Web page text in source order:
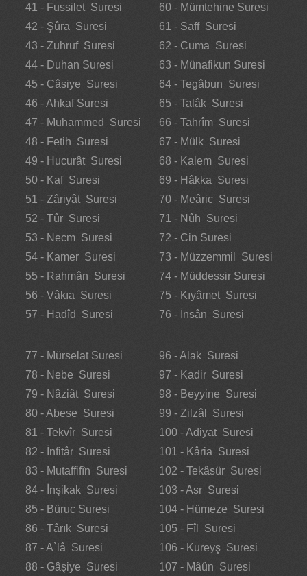
41 - Fussilet Suresi
42 - Şûra Suresi
43 - Zuhruf Suresi
44 - Duhan Suresi
45 - Câsiye Suresi
46 - Ahkaf Suresi
47 - Muhammed Suresi
48 - Fetih Suresi
49 - Hucurât Suresi
50 - Kaf Suresi
51 - Zâriyât Suresi
52 - Tûr Suresi
53 - Necm Suresi
54 - Kamer Suresi
55 - Rahmân Suresi
56 - Vâkıa Suresi
57 - Hadîd Suresi
60 - Mümtehine Suresi
61 - Saff Suresi
62 - Cuma Suresi
63 - Münafikun Suresi
64 - Tegâbun Suresi
65 - Talâk Suresi
66 - Tahrîm Suresi
67 - Mülk Suresi
68 - Kalem Suresi
69 - Hâkka Suresi
70 - Meâric Suresi
71 - Nûh Suresi
72 - Cin Suresi
73 - Müzzemmil Suresi
74 - Müddessir Suresi
75 - Kıyâmet Suresi
76 - İnsân Suresi
77 - Mürselat Suresi
78 - Nebe Suresi
79 - Nâziât Suresi
80 - Abese Suresi
81 - Tekvîr Suresi
82 - İnfitâr Suresi
83 - Mutaffifîn Suresi
84 - İnşikak Suresi
85 - Büruc Suresi
86 - Târık Suresi
87 - A`lâ Suresi
88 - Gâşiye Suresi
96 - Alak Suresi
97 - Kadir Suresi
98 - Beyyine Suresi
99 - Zilzâl Suresi
100 - Adiyat Suresi
101 - Kâria Suresi
102 - Tekâsür Suresi
103 - Asr Suresi
104 - Hümeze Suresi
105 - Fîl Suresi
106 - Kureyş Suresi
107 - Mâûn Suresi